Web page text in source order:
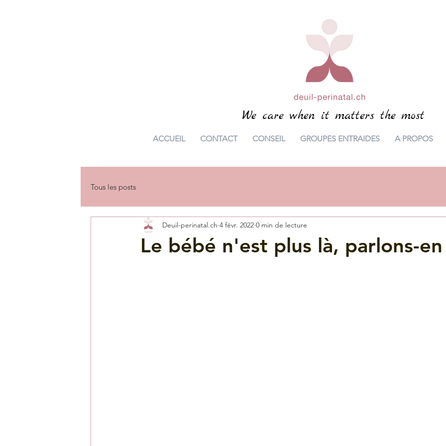
We care when it matters the most
ACCUEIL CONTACT CONSEIL GROUPES ENTRAIDES A PROPOS
Tous les posts
Le bébé n'est plus là, parlons-
Deuil-perinatal.ch 4 févr. 2022 0 min de lecture